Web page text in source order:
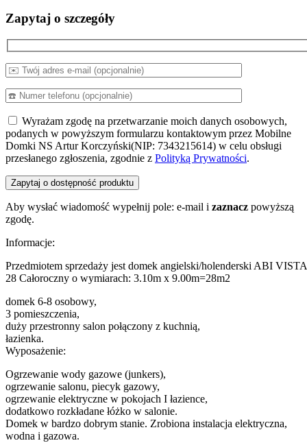
Zapytaj o szczegóły
Wyrażam zgodę na przetwarzanie moich danych osobowych,
podanych w powyższym formularzu kontaktowym przez Mobilne
Domki NS Artur Korczyński(NIP: 7343215614) w celu obsługi
przesłanego zgłoszenia, zgodnie z Polityką Prywatności.
Aby wysłać wiadomość wypełnij pole: e-mail i zaznacz powyższą
zgodę.
Informacje:
Przedmiotem sprzedaży jest domek angielski/holenderski ABI VISTA
28 Całoroczny o wymiarach: 3.10m x 9.00m=28m2
domek 6-8 osobowy,
3 pomieszczenia,
duży przestronny salon połączony z kuchnią,
łazienka.
Wyposażenie:
Ogrzewanie wody gazowe (junkers),
ogrzewanie salonu, piecyk gazowy,
ogrzewanie elektryczne w pokojach I łazience,
dodatkowo rozkładane łóżko w salonie.
Domek w bardzo dobrym stanie. Zrobiona instalacja elektryczna,
wodna i gazowa.